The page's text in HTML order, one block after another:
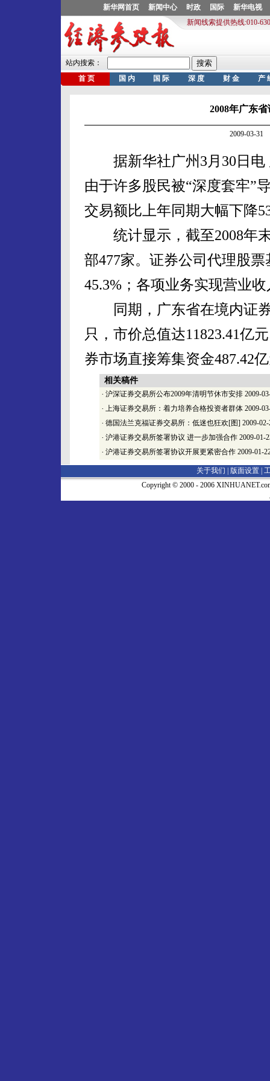
2008年广东
2009-03-31
据新华社广州3月30日电
由于许多股民被“深度套牢”
交易额比上年同期大幅下降
统计显示，截至2008年末
部477家。证券公司代理股
45.3%；各项业务实现营业
同期，广东省在境内证券
只，市价总值达11823.41亿
券市场直接筹集资金487.42
相关稿件
· 沪深证券交易所公布2009年清明节休市安排 2009-
· 上海证券交易所：着力培养合格投资者群体 2009-
· 德国法兰克福证券交易所：低迷也狂欢[图] 2009-02-
· 沪港证券交易所签署协议 进一步加强合作 2009-01-
· 沪港证券交易所签署协议开展更紧密合作 2009-01-
关于我们 | 版面设置
Copyright © 2000 - 2006